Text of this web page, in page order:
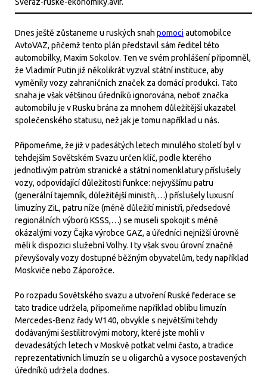
Dnes ještě zůstaneme u ruských snah pomociautomobilce
AvtoVAZ, přičemž tento plán představil sám ředitel této
automobilky, Maxim Sokolov. Ten ve svém prohlášení připomněl,
že Vladimír Putin již několikrát vyzval státní instituce, aby
vyměnily vozy zahraničních značek za domácí produkci. Tato
snaha je však většinou úředníků ignorována, neboť značka
automobilu je v Rusku brána za mnohem důležitější ukazatel
společenského statusu, než jak je tomu například u nás.
Připomeňme, že již v padesátých letech minulého století byl v
tehdejším Sovětském Svazu určen klíč, podle kterého
jednotlivým patrům stranické a státní nomenklatury příslušely
vozy, odpovídající důležitosti funkce: nejvyššímu patru
(generální tajemník, důležitější ministři,…) příslušely luxusní
limuzíny ZiL, patru níže (méně důležití ministři, předsedové
regionálních výborů KSSS,…) se museli spokojit s méně
okázalými vozy Čajka výrobce GAZ, a úředníci nejnižší úrovně
měli k dispozici služební Volhy. I ty však svou úrovní značně
převyšovaly vozy dostupné běžným obyvatelům, tedy například
Moskviče nebo Záporožce.
Po rozpadu Sovětského svazu a utvoření Ruské federace se
tato tradice udržela, připomeňme například oblibu limuzín
Mercedes-Benz řady W140, obvykle s největšími tehdy
dodávanými šestilitrovými motory, které jste mohli v
devadesátých letech v Moskvě potkat velmi často, a tradice
reprezentativních limuzín se u oligarchů a vysoce postavených
úředníků udržela dodnes.